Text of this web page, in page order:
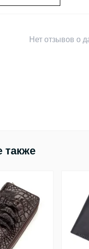
Нет отзывов о
также